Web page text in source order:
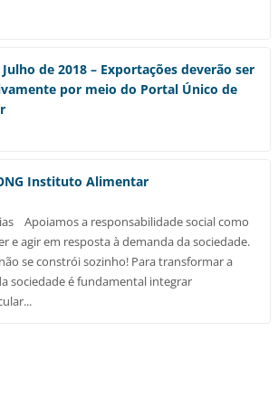
de 2018 – Exportações deverão ser
por meio do Portal Único de
Instituto Alimentar
Apoiamos a responsabilidade social como
e agir em resposta à demanda da sociedade.
se constrói sozinho! ​Para transformar a
sociedade é fundamental integrar